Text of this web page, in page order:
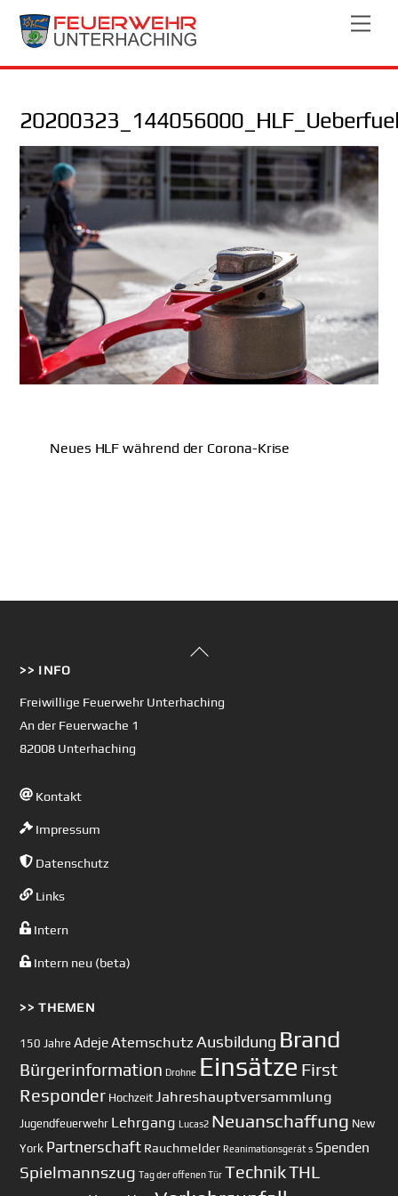
Skip
Neues HLF während der Corona-Krise
Back
>> INFO
Freiwillige Feuerwehr Unterhaching
An der Feuerwache 1
82008 Unterhaching
Kontakt
Impressum
Datenschutz
Links
Intern
Intern neu (beta)
>> THEMEN
150 Jahre AdejeAtemschutz Ausbildung Brand
Bürgerinformation Drohne Einsätze First
Responder Hochzeit Jahreshauptversammlung
Jugendfeuerwehr Lehrgang Lucas2 Neuanschaffung New
York Partnerschaft Rauchmelder Reanimationsgerät s Spenden
Spielmannszug Tag der offenen Tür TechnikTHL